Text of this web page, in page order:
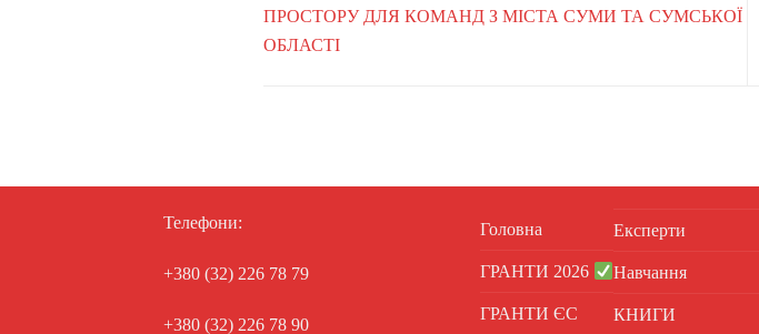
ПРОСТОРУ ДЛЯ КОМАНД З МІСТА СУМИ ТА СУМСЬКОЇ
ОБЛАСТІ
Телефони:
+380 (32) 226 78 79
+380 (32) 226 78 90
Головна
ГРАНТИ 2026
ГРАНТИ ЄС
Експерти
Навчання
КНИГИ